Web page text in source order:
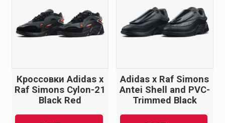
Кроссовки Adidas x
Raf Simons Cylon-21
Black Red
Adidas x Raf Simons
Antei Shell and PVC-
Trimmed Black